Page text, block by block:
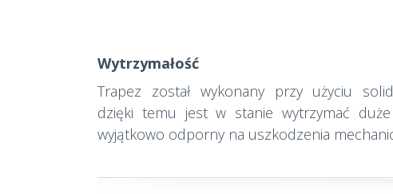
Wytrzymałość
Trapez został wykonany przy użyciu
dzięki temu jest w stanie wytrzymać
wyjątkowo odporny na uszkodzenia